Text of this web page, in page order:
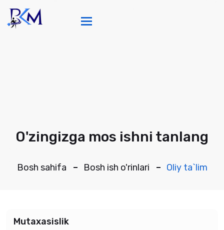
Toggle navigation
O'zingizga mos ishni tanlang
Bosh sahifa Bosh ish o'rinlari Oliy ta`lim
Mutaxasislik